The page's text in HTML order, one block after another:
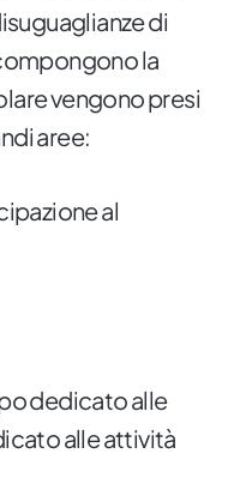
di
la
vengono presi
aree:
al
dedicato alle
alle attività